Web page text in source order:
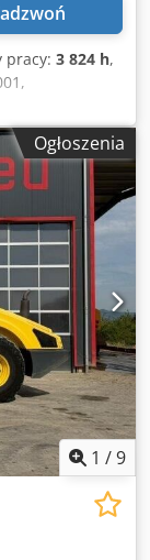
pracy: 3 824 h,
197KM],
40%,
gotowa do
dla
Mihm (tel.)
na naszej
pomyłek oraz
= Dalsze
prosimy
Ogłoszenia
1 /9